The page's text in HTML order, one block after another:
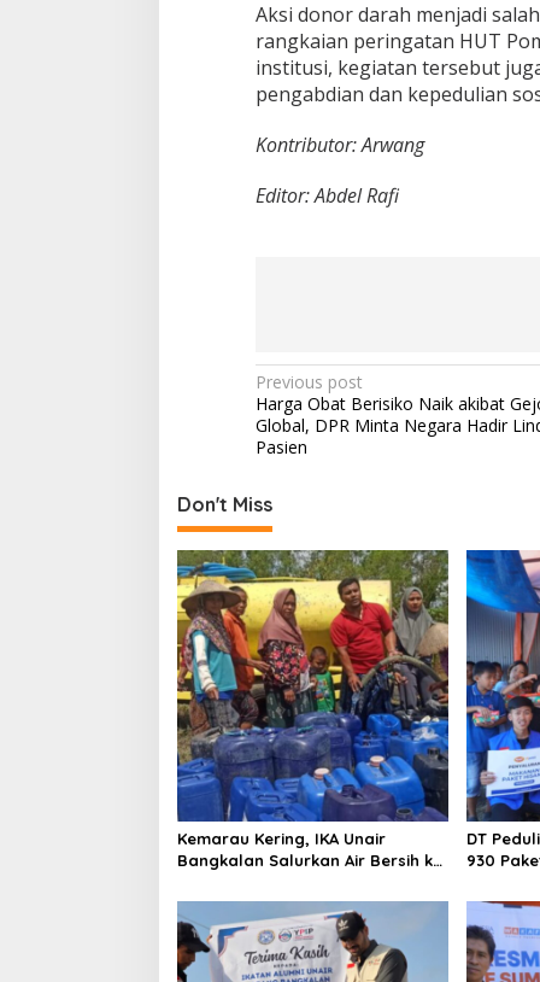
Aksi donor darah menjadi
rangkaian peringatan HUT
institusi, kegiatan tersebut
pengabdian dan kepedulian
Kontributor: Arwang
Editor: Abdel Rafi
P
o
s
n
a
v
i
g
a
t
i
o
n
Previous post
Harga Obat Berisiko Naik akibat
Global, DPR Minta Negara Hadir
Pasien
Don't Miss
Kemarau Kering, IKA Unair
Bangkalan Salurkan Air Bersih ke
DT
930